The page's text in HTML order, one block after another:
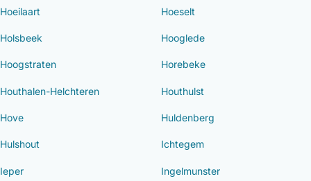
Hoeilaart Hoeselt
Holsbeek Hooglede
Hoogstraten Horebeke
Houthalen-Helchteren Houthulst
Hove Huldenberg
Hulshout Ichtegem
Ieper Ingelmunster